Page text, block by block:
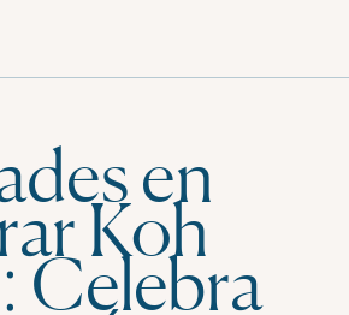
en
Koh
Celebra